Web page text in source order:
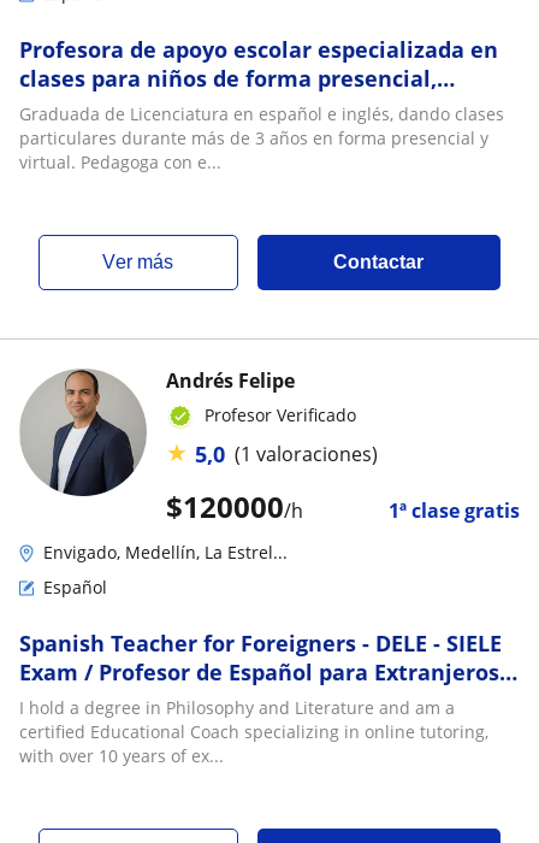
Profesora de apoyo escolar especializada en
clases para niños de forma presencial,
remoto o virtual
Graduada de Licenciatura en español e inglés, dando clases
particulares durante más de 3 años en forma presencial y
virtual. Pedagoga con e...
ver más Contactar
$120000/h 1ª clase gratis
Andrés Felipe
Profesor Verificado
★ 5,0 (1 valoraciones)
Envigado, Medellín, La Estrel...
Español
Spanish Teacher for Foreigners - DELE - SIELE
Exam / Profesor de Español para Extranjeros
de Habla Inglesa - Examen DELE - SIELE
I hold a degree in Philosophy and Literature and am a
certified Educational Coach specializing in online tutoring,
with over 10 years of ex...